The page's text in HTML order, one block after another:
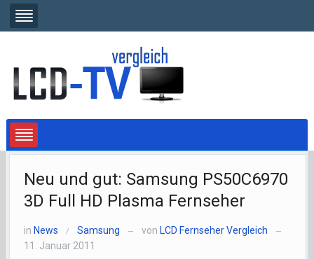
Neu und gut: Samsung PS50C6970
3D Full HD Plasma Fernseher
in News / Samsung — von LCD Fernseher Vergleich —
11. Januar 2011